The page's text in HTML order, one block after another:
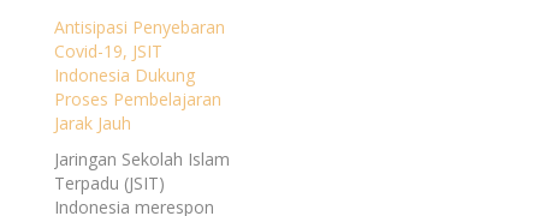
Antisipasi Penyebaran
Covid-19, JSIT
Indonesia Dukung
Proses Pembelajaran
Jarak Jauh
Jaringan Sekolah Islam
Terpadu (JSIT)
Indonesia merespon